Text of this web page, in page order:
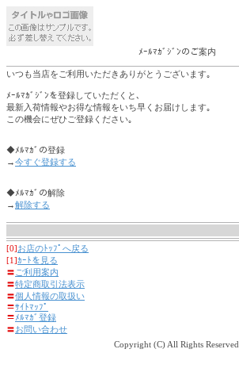
ﾒｰﾙﾏｶﾞｼﾞﾝのご案内
いつも当店をご利用いただきありがとうございます｡
ﾒｰﾙﾏｶﾞｼﾞﾝを登録していただくと､
最新入荷情報やお得な情報をいち早くお届けします｡
この機会にぜひご登録ください｡
◆ﾒﾙﾏｶﾞの登録
→今すぐ登録する
◆ﾒﾙﾏｶﾞの解除
→解除する
[0]お店のﾄｯﾌﾟへ戻る
[1]ｶｰﾄを見る
〓 ご利用案内
〓特定商取引法表示
〓個人情報の取扱い
〓ｻｲﾄﾏｯﾌﾟ
〓ﾒﾙﾏｶﾞ登録
〓お問い合わせ
Copyright (C) All Rights Reserved.